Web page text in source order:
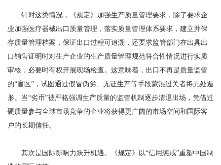
针对这类情况，《规定》加强生产质量管理要求，除了要求企
业加强医疗器械出口质量管理，落实质量管理体系要求，建立并保
存质量管理档案，保证出口过程可追溯，还要求监管部门在出具出
口销售证明时对生产企业的生产质量管理规范符合性情况进行实质
审核，必要时有权开展现场检查。这意味着，出口不再是质量监管
的“盲区”，试图通过假冒伪劣、无证生产等手段蒙混过关者将无处遁
形。当“劣币”被严格强调生产质量的监管机制逐步清退出场，凭借过
硬质量参与全球市场竞争的企业将获得更广阔的市场空间和国际客
户的长期信任。
其次是国际影响力跃升机遇。《规定》以“信用惩戒”重塑中国制